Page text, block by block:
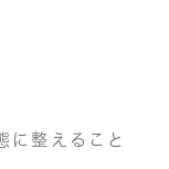
に整えること